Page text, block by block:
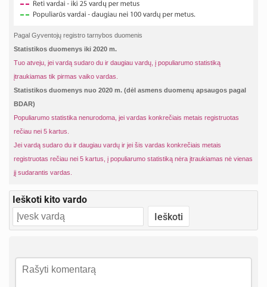
Pagal Gyventojų registro tarnybos duomenis
Statistikos duomenys iki 2020 m.
Tuo atveju, jei vardą sudaro du ir daugiau vardų, į populiarumo statistiką
įtraukiamas tik pirmas vaiko vardas.
Statistikos duomenys nuo 2020 m. (dėl asmens duomenų apsaugos pagal
BDAR)
Populiarumo statistika nenurodoma, jei vardas konkrečiais metais registruotas
rečiau nei 5 kartus.
Jei vardą sudaro du ir daugiau vardų ir jei šis vardas konkrečiais metais
registruotas rečiau nei 5 kartus, į populiarumo statistiką nėra įtraukiamas nė vienas
jį sudarantis vardas.
Ieškoti kito vardo